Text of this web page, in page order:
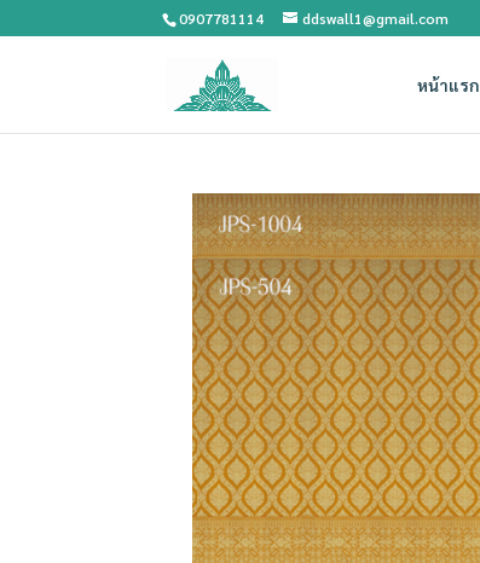
0907781114 ddswall1@gmail.com
หน้าแรก